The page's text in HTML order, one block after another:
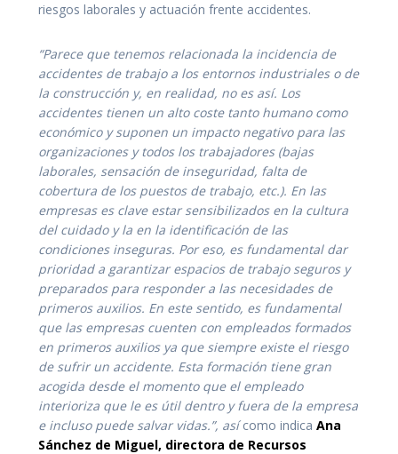
riesgos laborales y actuación frente accidentes.
“Parece que tenemos relacionada la incidencia de
accidentes de trabajo a los entornos industriales o de
la construcción y, en realidad, no es así. Los
accidentes tienen un alto coste tanto humano como
económico y suponen un impacto negativo para las
organizaciones y todos los trabajadores (bajas
laborales, sensación de inseguridad, falta de
cobertura de los puestos de trabajo, etc.). En las
empresas es clave estar sensibilizados en la cultura
del cuidado y la en la identificación de las
condiciones inseguras. Por eso, es fundamental dar
prioridad a garantizar espacios de trabajo seguros y
preparados para responder a las necesidades de
primeros auxilios. En este sentido, es fundamental
que las empresas cuenten con empleados formados
en primeros auxilios ya que siempre existe el riesgo
de sufrir un accidente. Esta formación tiene gran
acogida desde el momento que el empleado
interioriza que le es útil dentro y fuera de la empresa
e incluso puede salvar vidas.”, asícomo indica Ana
Sánchez de Miguel, directora de Recursos